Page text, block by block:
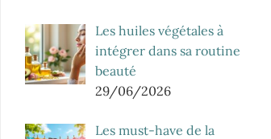
Les huiles végétales à
intégrer dans sa routine
beauté
29/06/2026
Les must-have de la